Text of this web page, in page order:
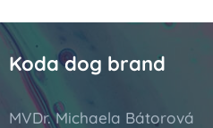
Koda dog brand
MVDr. Michaela Bátorová